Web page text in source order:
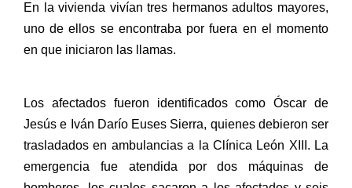
En la vivienda vivían tres hermanos adultos mayores,
uno de ellos se encontraba por fuera en el momento
en que iniciaron las llamas.
Los afectados fueron identificados como Óscar de
Jesús e Iván Darío Euses Sierra, quienes debieron ser
trasladados en ambulancias a la Clínica León XIII. La
emergencia fue atendida por dos máquinas de